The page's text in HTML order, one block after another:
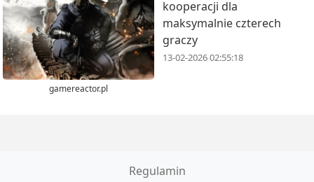
gamereactor.pl
kooperacji dla
maksymalnie czterech
graczy
13-02-2026 02:55:18
Regulamin